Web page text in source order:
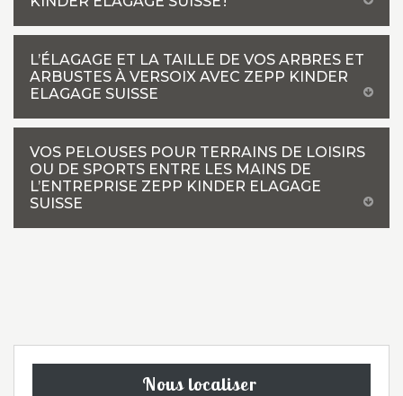
L’ÉLAGAGE ET LA TAILLE DE VOS ARBRES ET
ARBUSTES À VERSOIX AVEC ZEPP KINDER
ELAGAGE SUISSE
VOS PELOUSES POUR TERRAINS DE LOISIRS
OU DE SPORTS ENTRE LES MAINS DE
L’ENTREPRISE ZEPP KINDER ELAGAGE
SUISSE
Nous localiser